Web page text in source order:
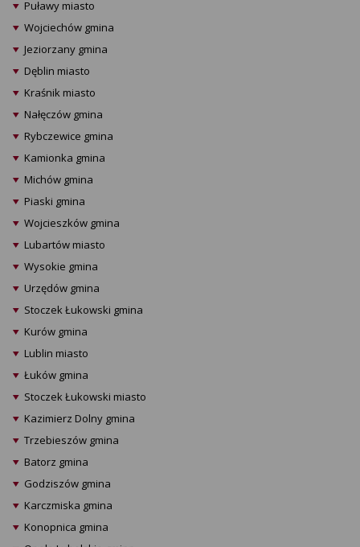
Puławy miasto
Wojciechów gmina
Jeziorzany gmina
Dęblin miasto
Kraśnik miasto
Nałęczów gmina
Rybczewice gmina
Kamionka gmina
Michów gmina
Piaski gmina
Wojcieszków gmina
Lubartów miasto
Wysokie gmina
Urzędów gmina
Stoczek Łukowski gmina
Kurów gmina
Lublin miasto
Łuków gmina
Stoczek Łukowski miasto
Kazimierz Dolny gmina
Trzebieszów gmina
Batorz gmina
Godziszów gmina
Karczmiska gmina
Konopnica gmina